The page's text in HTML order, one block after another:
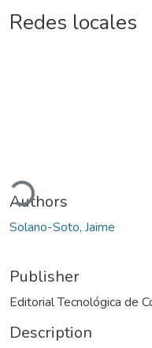
Redes locales
Authors
Solano-Soto, Jaime
Publisher
Editorial Tecnológica de
Description